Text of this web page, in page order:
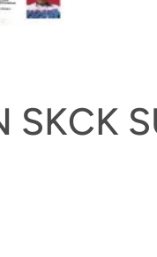
SKCK